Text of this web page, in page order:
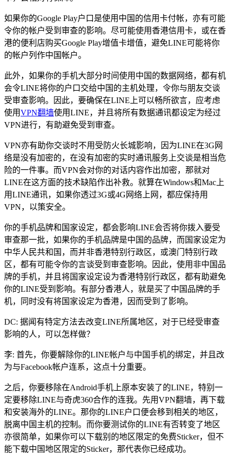
如果你的Google Play户口是使用中国的信用卡付帐，亦有可能
令你的帐户受到审查的影响。尽可能使用香港信用卡，或在香
港的便利店购买Google Play增值卡增值，避免LINE可能将你
的帐户列作中国帐户。
此外，如果你的手机大部分时间使用中国的数据网络，都有机
会令LINE将你的户口交给中国的主机处理，令你与朋友交谈
受审查影响。因此，要确保在LINE上可以畅所欲言，应考虑
使用VPN翻墙使用LINE，并且将所有数据通讯都设定为经过
VPN进行，有助避免受到审查。
VPN亦有助你交谈时不用受防火长城影响，因为LINE在3G网
络是没有加密的，在没有加密的实时通讯服务上交谈是相当危
险的一件事。而VPN会对你的对话内容作出加密，那就对
LINE在这方面的技术缺陷作出补救。就算在Windows和Mac上
用LINE通讯，如果你透过3G或4G网络上网，都应保持用
VPN，以策安全。
你的手机品牌和国家设定，都会影响LINE会否将你拨入要受
审查那一批，如果你的手机品牌是中国的品牌，而国家设定为
中华人民共和国，而并非香港特别行政区，或澳门特别行政
区，都有可能令你的言谈受到审查影响。因此，使用非中国品
牌的手机，并且将国家设定设为香港特别行政区，都有助避免
你的LINE受到影响。有部分香港人，就是买了中国品牌的手
机，同时没有将国家设定为香港，因而受到了影响。
DC: 据闻有特定方法去改变LINE所属地区，对于已经受审查
影响的人，可以怎样做？
李: 首先，你要解除你的LINE帐户与中国手机的绑定，并且改
为与Facebook帐户连系，这点十分重要。
之后，你要移除在Android手机上原本安装了的LINE，特别一
定要移除LINE与奇虎360合作的连我。先用VPN翻墙，再下载
和安装海外的LINE。那你的LINE户口便会移到相关的地区，
脱离中国主机的控制。而你要测试你的LINE有否转变了地区
亦很简单，如果你可以下载别的地区限定的免费Sticker，但不
能下载中国地区限定的Sticker，那代表你已经成功。